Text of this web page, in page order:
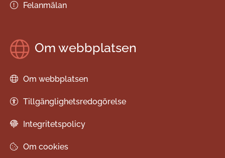
Felanmälan
Om webbplatsen
Om webbplatsen
Tillgänglighetsredogörelse
Integritetspolicy
Om cookies